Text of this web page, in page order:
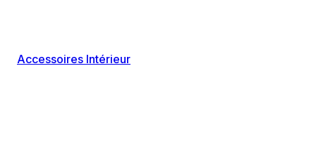
Accessoires Intérieur